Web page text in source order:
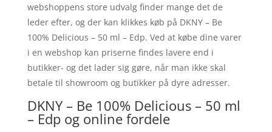
webshoppens store udvalg finder mange det de
leder efter, og der kan klikkes køb på DKNY – Be
100% Delicious – 50 ml – Edp. Ved at købe dine varer
i en webshop kan priserne findes lavere end i
butikker- og det lader sig gøre, når man ikke skal
betale til showroom og butikker på dyre adresser.
DKNY – Be 100% Delicious – 50 ml
– Edp og online fordele